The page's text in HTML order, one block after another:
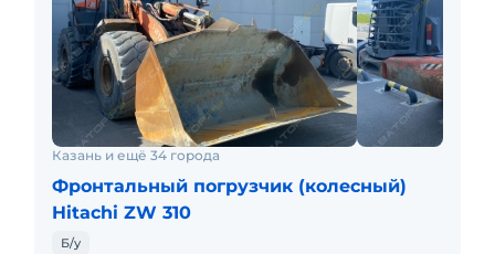
Казань и ещё 34 города
Фронтальный погрузчик (колесный)
Hitachi ZW 310
Б/у